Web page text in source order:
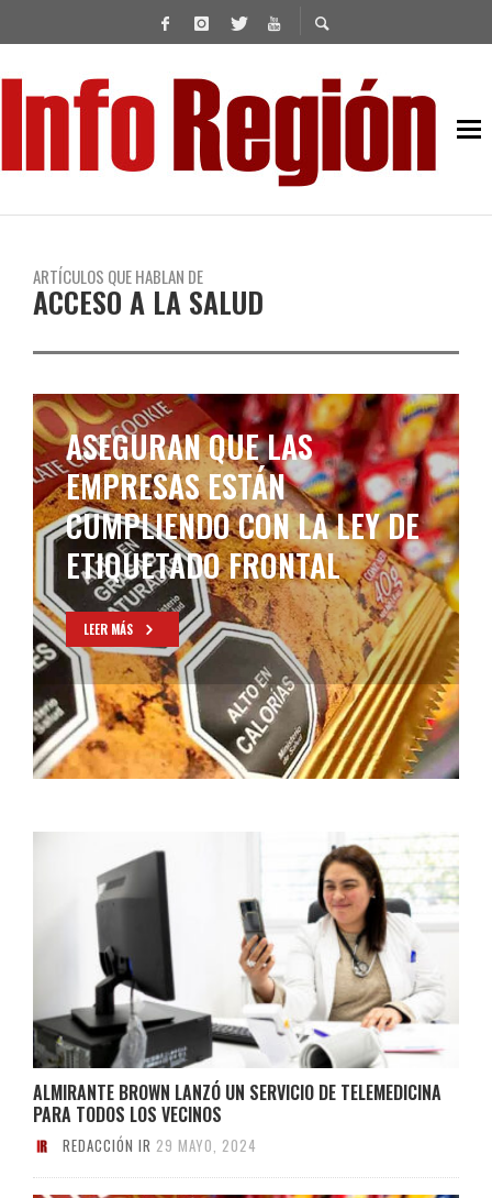
ARTÍCULOS QUE HABLAN DE
ACCESO A LA SALUD
ASEGURAN QUE LAS
EMPRESAS ESTÁN
CUMPLIENDO CON LA LEY DE
ETIQUETADO FRONTAL
LEER MÁS
ALMIRANTE BROWN LANZÓ UN SERVICIO DE TELEMEDICINA
PARA TODOS LOS VECINOS
REDACCIÓN IR 29 MAYO, 2024